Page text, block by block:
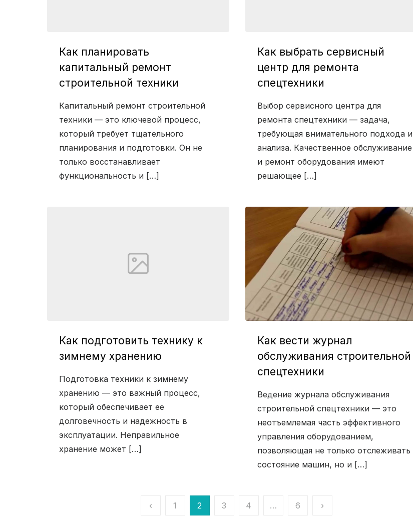
Как планировать
капитальный ремонт
строительной техники
Капитальный ремонт строительной
техники — это ключевой процесс,
который требует тщательного
планирования и подготовки. Он не
только восстанавливает
функциональность и […]
Как выбрать сервисный
центр для ремонта
спецтехники
Выбор сервисного центра для
ремонта спецтехники — задача,
требующая внимательного подхода и
анализа. Качественное обслуживание
и ремонт оборудования имеют
решающее […]
Как подготовить технику к
зимнему хранению
Подготовка техники к зимнему
хранению — это важный процесс,
который обеспечивает ее
долговечность и надежность в
эксплуатации. Неправильное
хранение может […]
Как вести журнал
обслуживания строительной
спецтехники
Ведение журнала обслуживания
строительной спецтехники — это
неотъемлемая часть эффективного
управления оборудованием,
позволяющая не только отслеживать
состояние машин, но и […]
‹ 1 2 3 4 … 6 ›